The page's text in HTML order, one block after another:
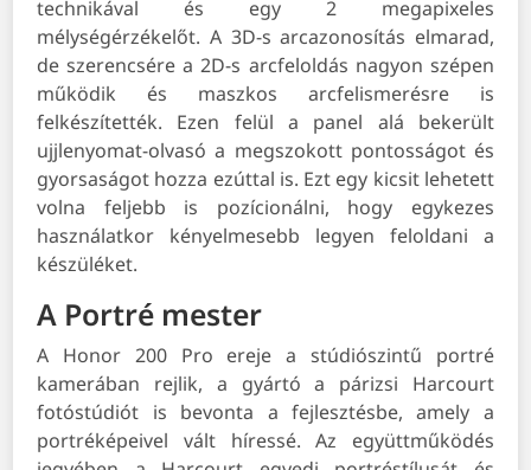
technikával és egy 2 megapixeles
mélységérzékelőt. A 3D-s arcazonosítás elmarad,
de szerencsére a 2D-s arcfeloldás nagyon szépen
működik és maszkos arcfelismerésre is
felkészítették. Ezen felül a panel alá bekerült
ujjlenyomat-olvasó a megszokott pontosságot és
gyorsaságot hozza ezúttal is. Ezt egy kicsit lehetett
volna feljebb is pozícionálni, hogy egykezes
használatkor kényelmesebb legyen feloldani a
készüléket.
A Portré mester
A Honor 200 Pro ereje a stúdiószintű portré
kamerában rejlik, a gyártó a párizsi Harcourt
fotóstúdiót is bevonta a fejlesztésbe, amely a
portréképeivel vált híressé. Az együttműködés